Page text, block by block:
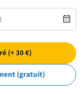
(+ 30 €)
(gratuit)